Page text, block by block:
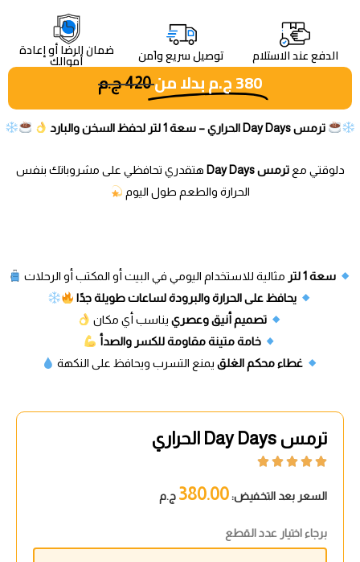
الدفع عند الاستلام توصيل سريع واَمن ضمان الرضا أو إعادة
أموالك
380ج.مبدلا من 420ج.م
ترمس Day Days الحراري – سعة 1 لتر لحفظ السخن والبارد
دلوقتي معترمس Day Days
هتقدري تحافظي على مشروباتك بنفس
الحرارة والطعم طول اليوم
سعة 1 لتر
مثالية للاستخدام اليومي في البيت أو المكتب أو الرحلات
يحافظ على الحرارة والبرودة لساعات طويلة جدًا
تصميم أنيق وعصري يناسب أي مكان
خامة متينة مقاومة للكسر والصدأ
غطاء محكم الغلق يمنع التسرب ويحافظ على النكهة
ترمس Day Days الحراري





السعر بعد التخفيض:380.00 ج.م
برجاء اختيار عدد القطع